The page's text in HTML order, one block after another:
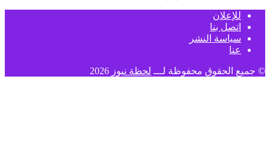
للإعلان
اتصل بنا
سياسة النشر
عنا
© جميع الحقوق محفوظة لـــ لحظة نيوز